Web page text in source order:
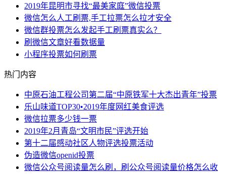
2019年昆明市寻找“最美家庭”微信投票
微信怎么人工刷票,手工拉票怎么拉才安全
微信群投票怎么发起手工刷票真实么？
刷微信文章好看数据量
小程序投票如何刷票
热门内容
中原石油工程公司第二届“中原铁军十大杰出青年”投票
乐山味道TOP30•2019年度网红美食评选
微信拉票多少钱一票
2019年2月青岛“文明市民”评选开始
第十二届感动社区人物评选投票活动
伪造微信openid投票
微信公众号阅读量怎么刷，刷公众号阅读量价格怎么收